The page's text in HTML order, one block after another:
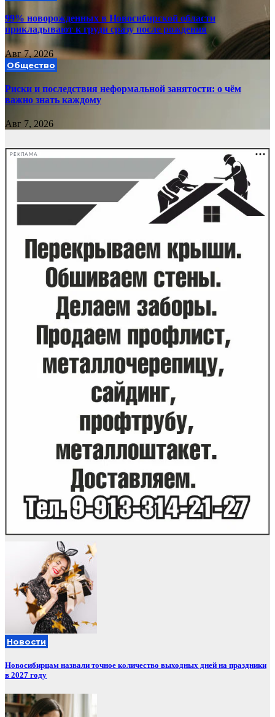
99% новорожденных в Новосибирской области
прикладывают к груди сразу после рождения
Авг 7, 2026
Общество
Риски и последствия неформальной занятости: о чём
важно знать каждому
Авг 7, 2026
РЕКЛАМА
Новости
Новосибирцам назвали точное количество выходных дней на праздники
в 2027 году